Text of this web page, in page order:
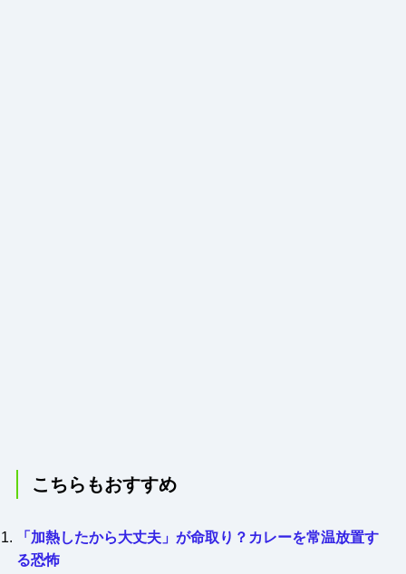
こちらもおすすめ
「加熱したから大丈夫」が命取り？カレーを常温放置す
る恐怖